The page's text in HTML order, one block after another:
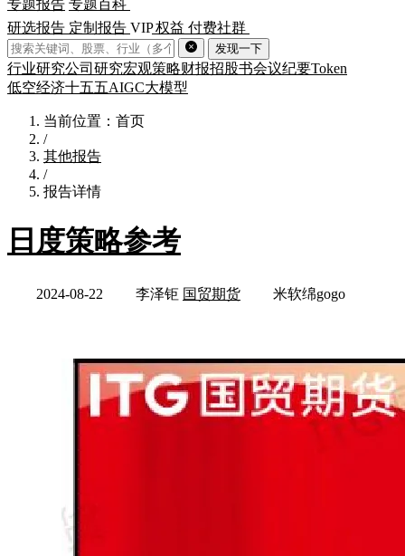
专题报告 专题百科
研选报告 定制报告 VIP权益 付费社群
发现一下
行业研究公司研究宏观策略财报招股书会议纪要Token
低空经济十五五AIGC大模型
当前位置：首页
/
其他报告
/
报告详情
日度策略参考
2024-08-22 李泽钜 国贸期货 米软绵gogo